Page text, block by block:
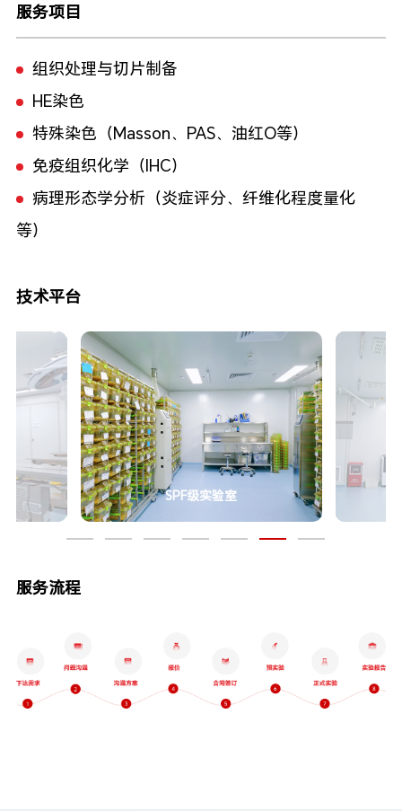
服务项目
组织处理与切片制备
HE染色
特殊染色（Masson、PAS、油红O等）
免疫组织化学（IHC）
病理形态学分析（炎症评分、纤维化程度量化
等）
技术平台
SPF级实验室
服务流程